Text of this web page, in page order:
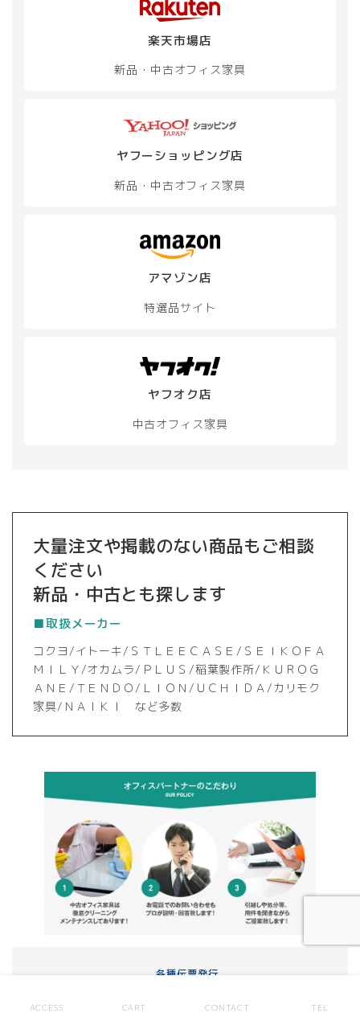
楽天市場店
新品・中古オフィス家具
ヤフーショッピング店
新品・中古オフィス家具
アマゾン店
特選品サイト
ヤフオク店
中古オフィス家具
大量注文や掲載のない商品もご相談
ください
新品・中古とも探します
■取扱メーカー
コクヨ/イトーキ/ＳＴＬＥＥＣＡＳＥ/ＳＥＩＫＯＦＡ
ＭＩＬＹ/オカムラ/ＰＬＵＳ/稲葉製作所/ＫＵＲＯＧ
ＡＮＥ/ＴＥＮＤＯ/ＬＩＯＮ/ＵＣＨＩＤＡ/カリモク
家具/ＮＡＩＫＩ など多数
各種伝票発行
ACCESS CART CONTACT TEL